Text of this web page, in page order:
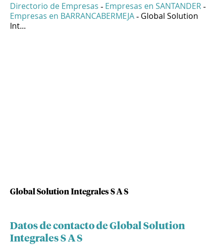
Directorio de Empresas - Empresas en SANTANDER -
Empresas en BARRANCABERMEJA - Global Solution
Int...
Global Solution Integrales S A S
Datos de contacto de Global Solution
Integrales S A S